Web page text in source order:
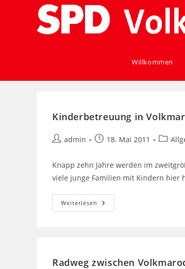
Willkommen
Kinderbetreuung in
admin 18. Mai 2011
Knapp zehn Jahre werden im
viele junge Familien mit Kindern hier
Weiterlesen
Radweg zwischen